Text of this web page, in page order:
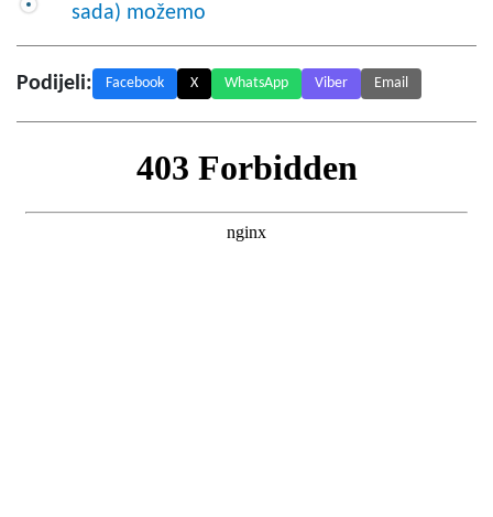
sada) možemo
Podijeli: Facebook X WhatsApp Viber Email